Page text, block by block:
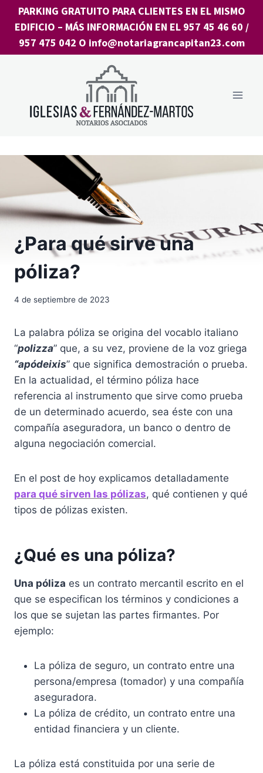
Saltar
contenido
PARKING GRATUITO PARA CLIENTES EN EL MISMO
EDIFICIO – MÁS INFORMACIÓN EN EL 957 45 46 60 /
957 475 042 O info@notariagrancapitan23.com
¿Para qué sirve una
póliza?
4 de septiembre de 2023
La palabra póliza se origina del vocablo italiano
“polizza” que, a su vez, proviene de la voz griega
“apódeixis” que significa demostración o prueba.
En la actualidad, el término póliza hace
referencia al instrumento que sirve como prueba
de un determinado acuerdo, sea éste con una
compañía aseguradora, un banco o dentro de
alguna negociación comercial.
En el post de hoy explicamos detalladamente
para qué sirven las pólizas, qué contienen y qué
tipos de pólizas existen.
¿Qué es una póliza?
Una póliza es un contrato mercantil escrito en el
que se especifican los términos y condiciones a
los que se sujetan las partes firmantes. Por
ejemplo:
La póliza de seguro, un contrato entre una
persona/empresa (tomador) y una compañía
aseguradora.
La póliza de crédito, un contrato entre una
entidad financiera y un cliente.
La póliza está constituida por una serie de